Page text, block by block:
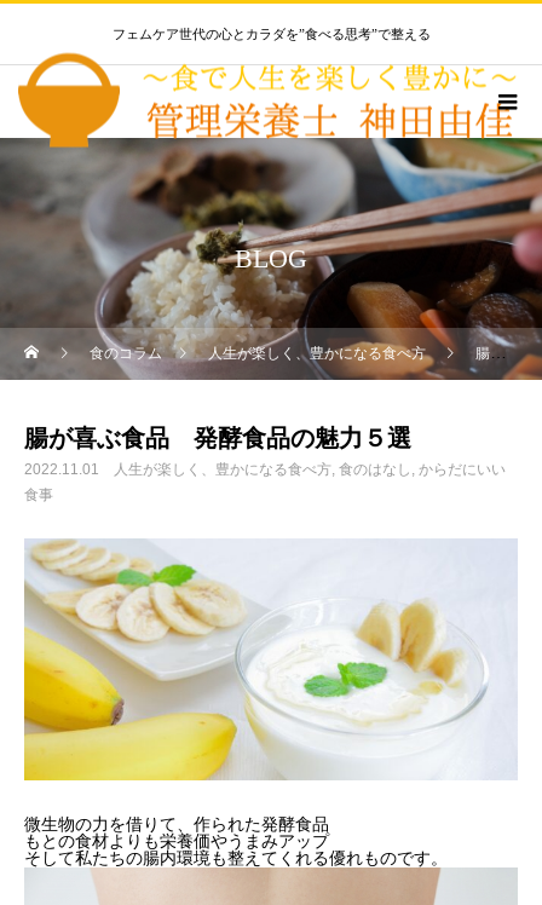
フェムケア世代の心とカラダを”食べる思考”で整える
BLOG
食のコラム 人生が楽しく、豊かになる食べ方 腸が喜ぶ食品 発酵食品の魅力５選
腸が喜ぶ食品 発酵食品の魅力５選
2022.11.01 人生が楽しく、豊かになる食べ方 食のはなし からだにいい
食事
微生物の力を借りて、作られた発酵食品
もとの食材よりも栄養価やうまみアップ
そして私たちの腸内環境も整えてくれる優れものです。